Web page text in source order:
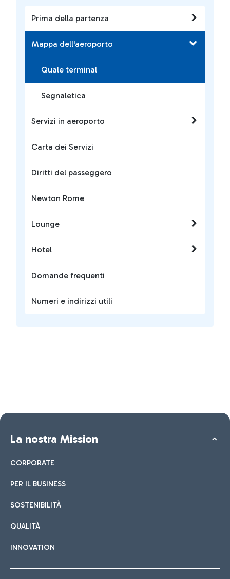
Prima della partenza
Mappa dell'aeroporto
Quale terminal
Segnaletica
Servizi in aeroporto
Carta dei Servizi
Diritti del passeggero
Newton Rome
Lounge
Hotel
Domande frequenti
Numeri e indirizzi utili
La nostra Mission
CORPORATE
PER IL BUSINESS
SOSTENIBILITÀ
QUALITÀ
INNOVATION